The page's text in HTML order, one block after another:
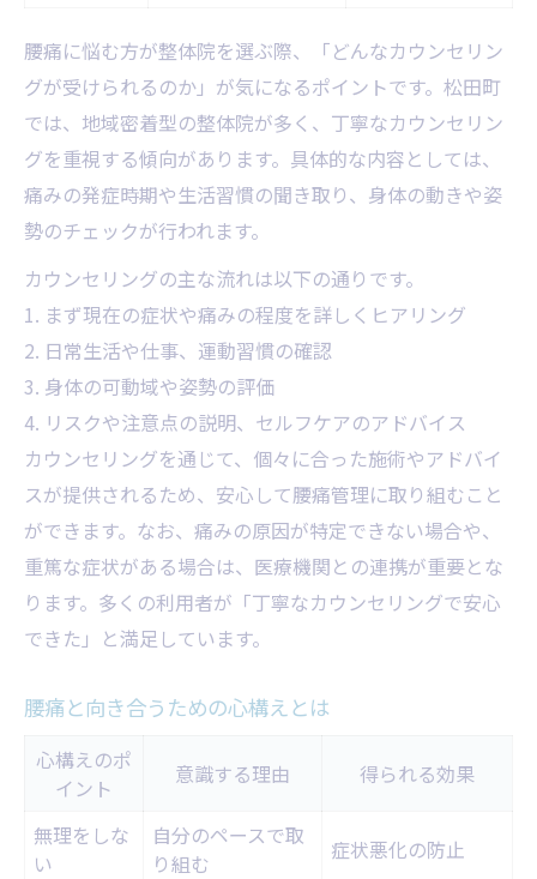
腰痛に悩む方が整体院を選ぶ際、「どんなカウンセリン
グが受けられるのか」が気になるポイントです。松田町
では、地域密着型の整体院が多く、丁寧なカウンセリン
グを重視する傾向があります。具体的な内容としては、
痛みの発症時期や生活習慣の聞き取り、身体の動きや姿
勢のチェックが行われます。
カウンセリングの主な流れは以下の通りです。
1. まず現在の症状や痛みの程度を詳しくヒアリング
2. 日常生活や仕事、運動習慣の確認
3. 身体の可動域や姿勢の評価
4. リスクや注意点の説明、セルフケアのアドバイス
カウンセリングを通じて、個々に合った施術やアドバイ
スが提供されるため、安心して腰痛管理に取り組むこと
ができます。なお、痛みの原因が特定できない場合や、
重篤な症状がある場合は、医療機関との連携が重要とな
ります。多くの利用者が「丁寧なカウンセリングで安心
できた」と満足しています。
腰痛と向き合うための心構えとは
心構えのポ
イント
意識する理由 得られる効果
無理をしな
い
自分のペースで取
り組む
症状悪化の防止